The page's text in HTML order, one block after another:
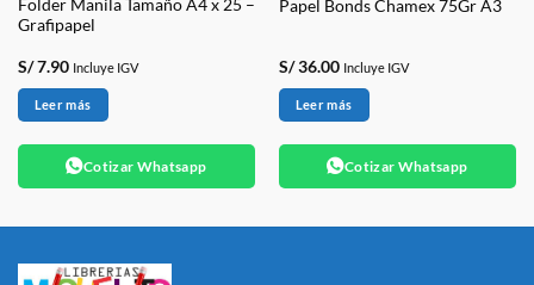
Folder Manila Tamaño A4 x 25 –
Grafipapel
S/7.90 Incluye IGV
Leer más
Cotizar Whatsapp
Papel Bonds Chamex 75Gr A3
S/36.00 Incluye IGV
Leer más
Cotizar Whatsapp